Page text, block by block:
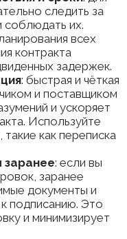
следить за
соблюдать их.
всех
контракта
задержек.
: быстрая и чёткая
и поставщиком
и ускоряет
Используйте
как переписка
заранее: если вы
заранее
документы и
подписанию. Это
и минимизирует